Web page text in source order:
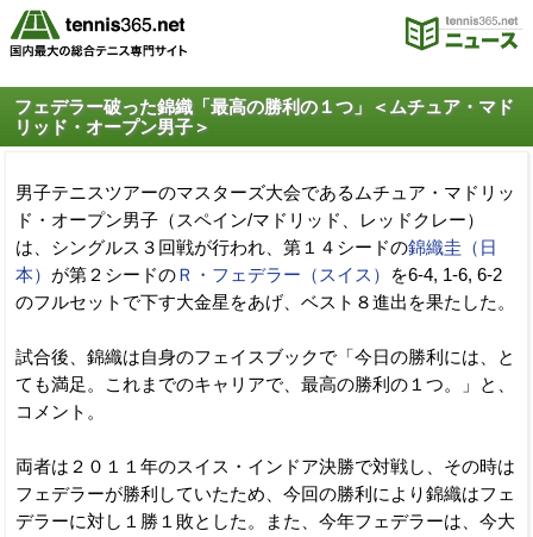
フェデラー破った錦織「最高の勝利の１つ」＜ムチュア・マド
リッド・オープン男子＞
男子テニスツアーのマスターズ大会であるムチュア・マドリッ
ド・オープン男子（スペイン/マドリッド、レッドクレー）
は、シングルス３回戦が行われ、第１４シードの錦織圭（日
本） が第２シードのＲ・フェデラー（スイス）
を6-4, 1-6, 6-2
のフルセットで下す大金星をあげ、ベスト８進出を果たした。
試合後、錦織は自身のフェイスブックで「今日の勝利には、と
ても満足。これまでのキャリアで、最高の勝利の１つ。」と、
コメント。
両者は２０１１年のスイス・インドア決勝で対戦し、その時は
フェデラーが勝利していたため、今回の勝利により錦織はフェ
デラーに対し１勝１敗とした。また、今年フェデラーは、今大